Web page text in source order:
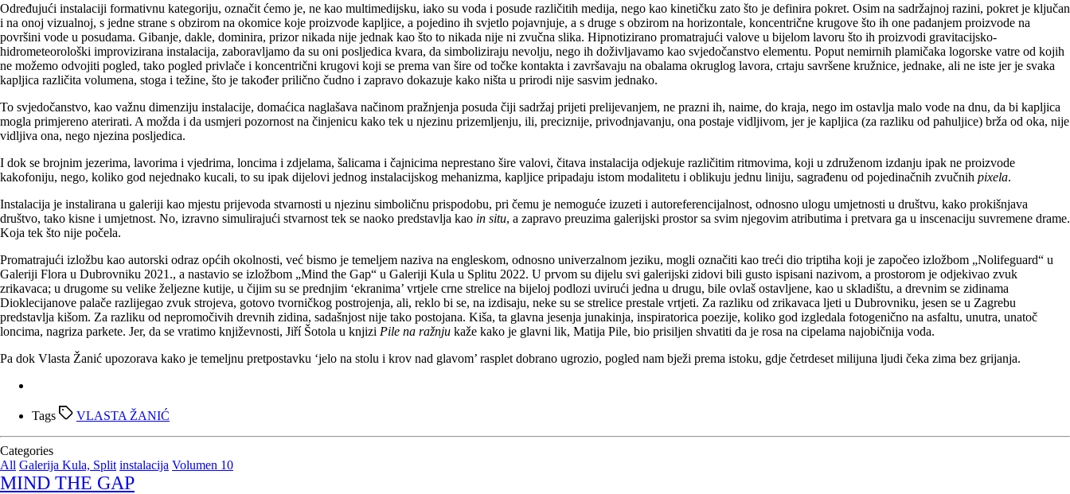
Određujući instalaciji formativnu kategoriju, označit ćemo je, ne kao multimedijsku, iako su voda i posude različitih medija, nego kao kinetičku zato što je definira pokret. Osim na sadržajnoj razini, pokret je ključan
i na onoj vizualnoj, s jedne strane s obzirom na okomice koje proizvode kapljice, a pojedino ih svjetlo pojavnjuje, a s druge s obzirom na horizontale, koncentrične krugove što ih one padanjem proizvode na
površini vode u posudama. Gibanje, dakle, dominira, prizor nikada nije jednak kao što to nikada nije ni zvučna slika. Hipnotizirano promatrajući valove u bijelom lavoru što ih proizvodi gravitacijsko-
hidrometeorološki improvizirana instalacija, zaboravljamo da su oni posljedica kvara, da simboliziraju nevolju, nego ih doživljavamo kao svjedočanstvo elementu. Poput nemirnih plamičaka logorske vatre od kojih
ne možemo odvojiti pogled, tako pogled privlače i koncentrični krugovi koji se prema van šire od točke kontakta i završavaju na obalama okruglog lavora, crtaju savršene kružnice, jednake, ali ne iste jer je svaka
kapljica različita volumena, stoga i težine, što je također prilično čudno i zapravo dokazuje kako ništa u prirodi nije sasvim jednako.
To svjedočanstvo, kao važnu dimenziju instalacije, domaćica naglašava načinom pražnjenja posuda čiji sadržaj prijeti prelijevanjem, ne prazni ih, naime, do kraja, nego im ostavlja malo vode na dnu, da bi kapljica
mogla primjereno aterirati. A možda i da usmjeri pozornost na činjenicu kako tek u njezinu prizemljenju, ili, preciznije, privodnjavanju, ona postaje vidljivom, jer je kapljica (za razliku od pahuljice) brža od oka, nije
vidljiva ona, nego njezina posljedica.
I dok se brojnim jezerima, lavorima i vjedrima, loncima i zdjelama, šalicama i čajnicima neprestano šire valovi, čitava instalacija odjekuje različitim ritmovima, koji u združenom izdanju ipak ne proizvode
kakofoniju, nego, koliko god nejednako kucali, to su ipak dijelovi jednog instalacijskog mehanizma, kapljice pripadaju istom modalitetu i oblikuju jednu liniju, sagrađenu od pojedinačnih zvučnih pixela.
Instalacija je instalirana u galeriji kao mjestu prijevoda stvarnosti u njezinu simboličnu prispodobu, pri čemu je nemoguće izuzeti i autoreferencijalnost, odnosno ulogu umjetnosti u društvu, kako prokišnjava
društvo, tako kisne i umjetnost. No, izravno simulirajući stvarnost tek se naoko predstavlja kao in situ, a zapravo preuzima galerijski prostor sa svim njegovim atributima i pretvara ga u inscenaciju suvremene drame.
Koja tek što nije počela.
Promatrajući izložbu kao autorski odraz općih okolnosti, već bismo je temeljem naziva na engleskom, odnosno univerzalnom jeziku, mogli označiti kao treći dio triptiha koji je započeo izložbom „Nolifeguard“ u
Galeriji Flora u Dubrovniku 2021., a nastavio se izložbom „Mind the Gap“ u Galeriji Kula u Splitu 2022. U prvom su dijelu svi galerijski zidovi bili gusto ispisani nazivom, a prostorom je odjekivao zvuk
zrikavaca; u drugome su velike željezne kutije, u čijim su se prednjim ‘ekranima’ vrtjele crne strelice na bijeloj podlozi uvirući jedna u drugu, bile ovlaš ostavljene, kao u skladištu, a drevnim se zidinama
Dioklecijanove palače razlijegao zvuk strojeva, gotovo tvorničkog postrojenja, ali, reklo bi se, na izdisaju, neke su se strelice prestale vrtjeti. Za razliku od zrikavaca ljeti u Dubrovniku, jesen se u Zagrebu
predstavlja kišom. Za razliku od nepromočivih drevnih zidina, sadašnjost nije tako postojana. Kiša, ta glavna jesenja junakinja, inspiratorica poezije, koliko god izgledala fotogenično na asfaltu, unutra, unatoč
loncima, nagriza parkete. Jer, da se vratimo književnosti, Jiří Šotola u knjizi Pile na ražnju kaže kako je glavni lik, Matija Pile, bio prisiljen shvatiti da je rosa na cipelama najobičnija voda.
Pa dok Vlasta Žanić upozorava kako je temeljnu pretpostavku ‘jelo na stolu i krov nad glavom’ rasplet dobrano ugrozio, pogled nam bježi prema istoku, gdje četrdeset milijuna ljudi čeka zima bez grijanja.
Tags VLASTA ŽANIĆ
Categories
All Galerija Kula, Split instalacija Volumen 10
MIND THE GAP